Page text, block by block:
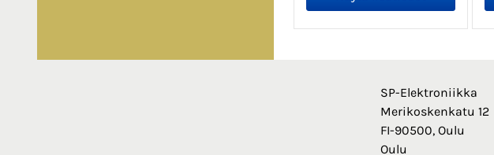
SP-Elektroniikka
Merikoskenkatu 12
FI-90500, Oulu
Oulu